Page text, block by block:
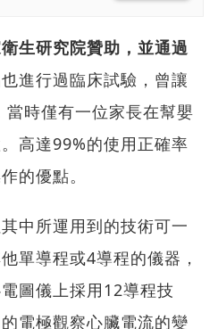
生研究院贊助，並通過
進行過臨床試驗，曾讓
時僅有一位家長在幫嬰
高達99%的使用正確率
的優點。
中所運用到的技術可一
單導程或4導程的儀器，
圖儀上採用12導程技
電極觀察心臟電流的變